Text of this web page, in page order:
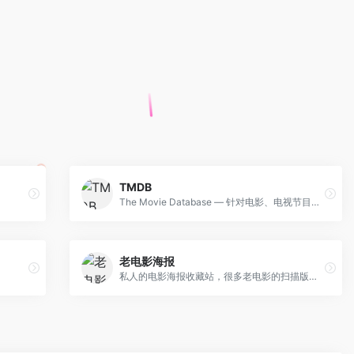
TMDB
The Movie Database — 针对电影、电视节目和演员的维基百科
老电影海报
私人的电影海报收藏站，很多老电影的扫描版海报